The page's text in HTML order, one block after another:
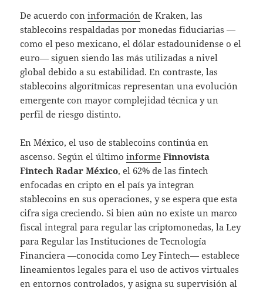
De acuerdo coninformación de Kraken, las
stablecoins respaldadas por monedas fiduciarias —
como el peso mexicano, el dólar estadounidense o el
euro— siguen siendo las más utilizadas a nivel
global debido a su estabilidad. En contraste, las
stablecoins algorítmicas representan una evolución
emergente con mayor complejidad técnica y un
perfil de riesgo distinto.
En México, el uso de stablecoins continúa en
ascenso. Según el últimoinforme Finnovista
Fintech Radar México, el 62% de las fintech
enfocadas en cripto en el país ya integran
stablecoins en sus operaciones, y se espera que esta
cifra siga creciendo. Si bien aún no existe un marco
fiscal integral para regular las criptomonedas, la Ley
para Regular las Instituciones de Tecnología
Financiera —conocida como Ley Fintech— establece
lineamientos legales para el uso de activos virtuales
en entornos controlados, y asigna su supervisión al